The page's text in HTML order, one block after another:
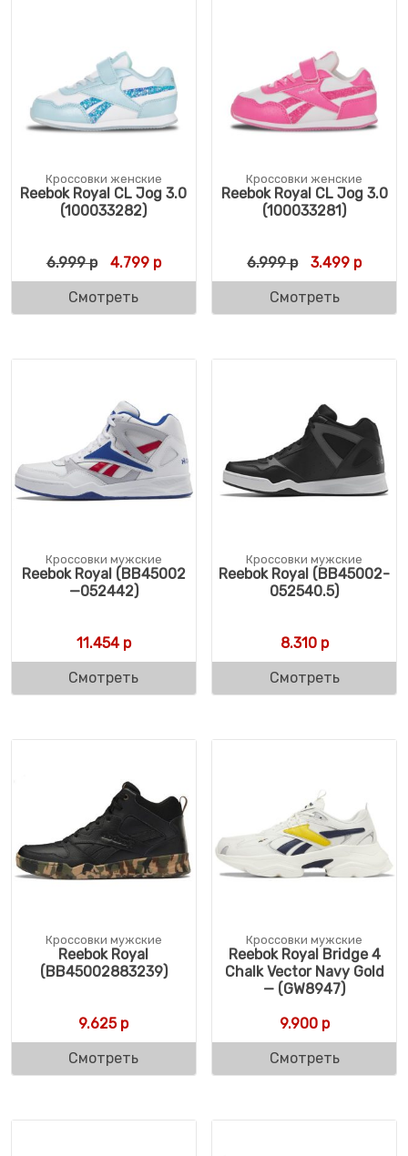
Кроссовки женские
Reebok Royal CL Jog 3.0
(100033282)
6.999р Первоначальная цена составляла 6.999
4.799рТекущая цена: 4.799 р.
Смотреть
Кроссовки женские
Reebok Royal CL Jog 3.0
(100033281)
6.999р 3.499 р
Смотреть
Кроссовки мужские
Reebok Royal (BB45002
—052442)
11.454р
Смотреть
Кроссовки мужские
Reebok Royal (BB45002-
052540.5)
8.310р
Смотреть
Кроссовки мужские
Reebok Royal
(BB45002883239)
9.625р
Смотреть
Кроссовки мужские
Reebok Royal Bridge 4
Chalk Vector Navy Gold
— (GW8947)
9.900р
Смотреть